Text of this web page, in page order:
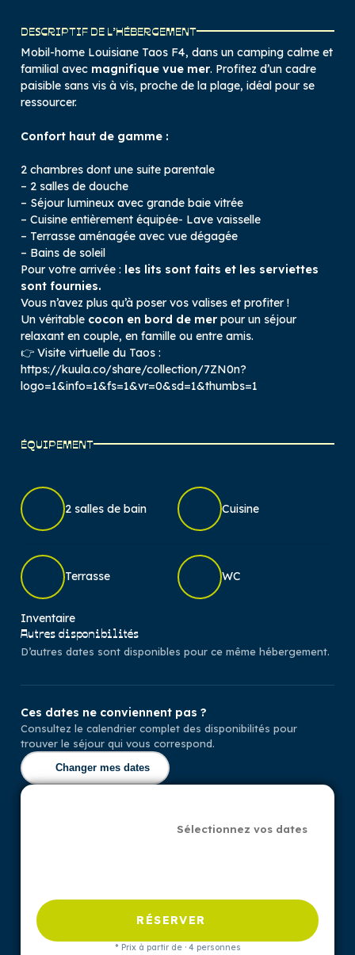
DESCRIPTIF DE L’HÉBERGEMENT
Mobil-home Louisiane Taos F4, dans un camping calme et
familial avec magnifique vue mer. Profitez d’un cadre
paisible sans vis à vis, proche de la plage, idéal pour se
ressourcer.
Confort haut de gamme :
2 chambres dont une suite parentale
– 2 salles de douche
– Séjour lumineux avec grande baie vitrée
– Cuisine entièrement équipée- Lave vaisselle
– Terrasse aménagée avec vue dégagée
– Bains de soleil
Pour votre arrivée : les lits sont faits et les serviettes
sont fournies.
Vous n’avez plus qu’à poser vos valises et profiter !
Un véritable cocon en bord de mer pour un séjour
relaxant en couple, en famille ou entre amis.
👉 Visite virtuelle du Taos :
https://kuula.co/share/collection/7ZN0n?
logo=1&info=1&fs=1&vr=0&sd=1&thumbs=1
ÉQUIPEMENT
2 salles de bain Cuisine
Terrasse WC
Inventaire
Autres disponibilités
D’autres dates sont disponibles pour ce même hébergement.
Ces dates ne conviennent pas ?
Consultez le calendrier complet des disponibilités pour
trouver le séjour qui vous correspond.
Changer mes dates
RÉSERVER
* Prix à partir de · 4 personnes